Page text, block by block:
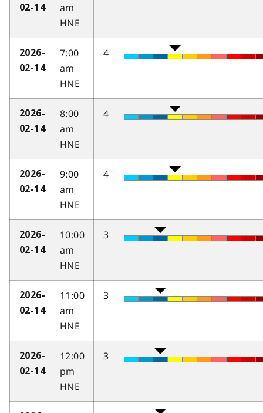
02-14
am
HNE
2026-
02-14
7:00
am
HNE
4
2026-
02-14
8:00
am
HNE
4
2026-
02-14
9:00
am
HNE
4
2026-
02-14
10:00
am
HNE
3
2026-
02-14
11:00
am
HNE
3
2026-
02-14
12:00
pm
HNE
3